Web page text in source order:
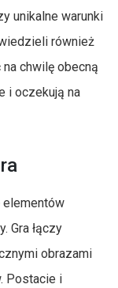
unikalne warunki
również
chwilę obecną
i oczekują na
elementów
Gra łączy
obrazami
Postacie i